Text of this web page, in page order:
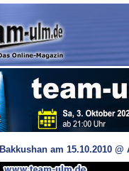
Bakkushan am 15.10.2010